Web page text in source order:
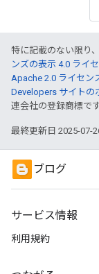
特に記載のない限り
ンズの表示 4.0 ライ
Apache 2.0 ライセン
Developers サイトの
連会社の登録商標です
最終更新日 2025-07-
ブログ
サービス情報
利用規約